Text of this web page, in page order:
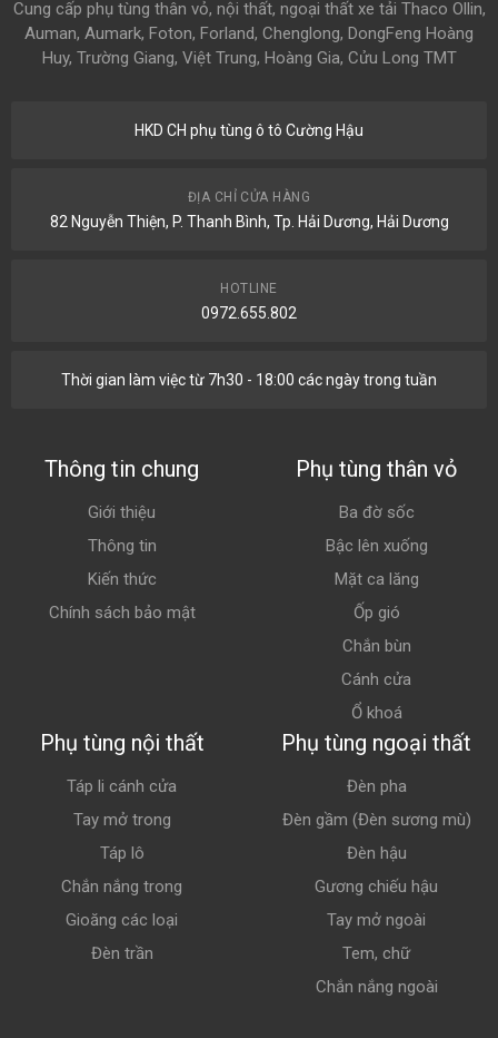
Cung cấp phụ tùng thân vỏ, nội thất, ngoại thất xe tải Thaco Ollin,
Auman, Aumark, Foton, Forland, Chenglong, DongFeng Hoàng
Huy, Trường Giang, Việt Trung, Hoàng Gia, Cửu Long TMT
HKD CH phụ tùng ô tô Cường Hậu
ĐỊA CHỈ CỬA HÀNG
82 Nguyễn Thiện, P. Thanh Bình, Tp. Hải Dương, Hải Dương
HOTLINE
0972.655.802
Thời gian làm việc từ 7h30 - 18:00 các ngày trong tuần
Thông tin chung
Giới thiệu
Thông tin
Kiến thức
Chính sách bảo mật
Phụ tùng thân vỏ
Ba đờ sốc
Bậc lên xuống
Mặt ca lăng
Ốp gió
Chắn bùn
Cánh cửa
Ổ khoá
Phụ tùng nội thất
Táp li cánh cửa
Tay mở trong
Táp lô
Chắn nắng trong
Gioăng các loại
Đèn trần
Phụ tùng ngoại thất
Đèn pha
Đèn gầm (Đèn sương mù)
Đèn hậu
Gương chiếu hậu
Tay mở ngoài
Tem, chữ
Chắn nắng ngoài